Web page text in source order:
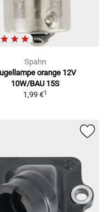
Spahn
orange 12V
10W/BAU 15S
1,99 €1